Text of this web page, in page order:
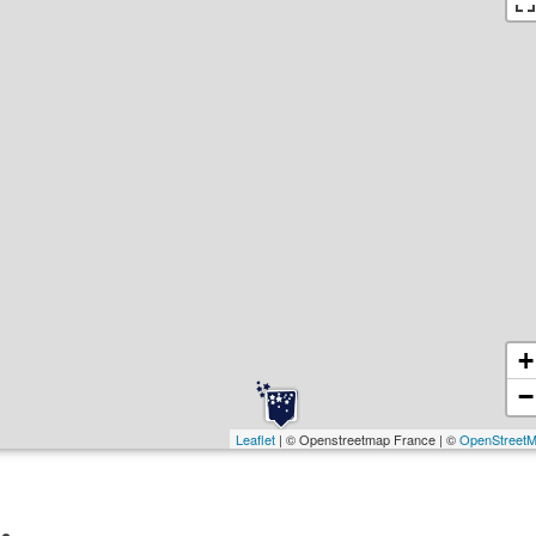
+
−
Leaflet| © Openstreetmap France | ©